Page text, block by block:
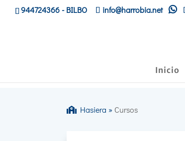
944724366- BILBO info@harrobia.net
Inicio
Hasiera » Cursos